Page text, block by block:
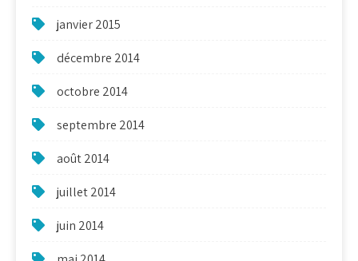
janvier 2015
décembre 2014
octobre 2014
septembre 2014
août 2014
juillet 2014
juin 2014